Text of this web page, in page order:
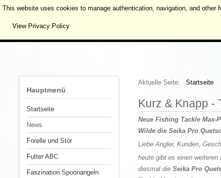
Hauptmenü
Startseite
News
Forelle und Stör
Futter ABC
Faszination Spoonangeln
Aktuelle Seite: Startseite
Kurz & Knapp -
Neue Fishing Tackle
Wilde die Seika Pro
Liebe Angler, Kunden,
heute gibt es einen weiteren
diesmal die Seika Pro
This website uses cookies to manage authentication, navigation, and
View Privacy Policy